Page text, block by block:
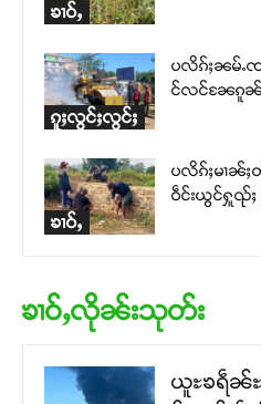
ၶၢဝ်ႇ
ၵူႈလွင်ႈလွင်ႈ
ပလိၵ်ႈၼမ်ႉၸ
င်လင်ၼႄၵူၼ်
ၶၢဝ်ႇ
ပလိၵ်ႈမၢၼ်ႈ
ဝဵင်းယွင်ႁူၺ်
ၶၢဝ်ႇလိုၼ်းသုတ်း
ယူႊၶရဵၼ်ႊ